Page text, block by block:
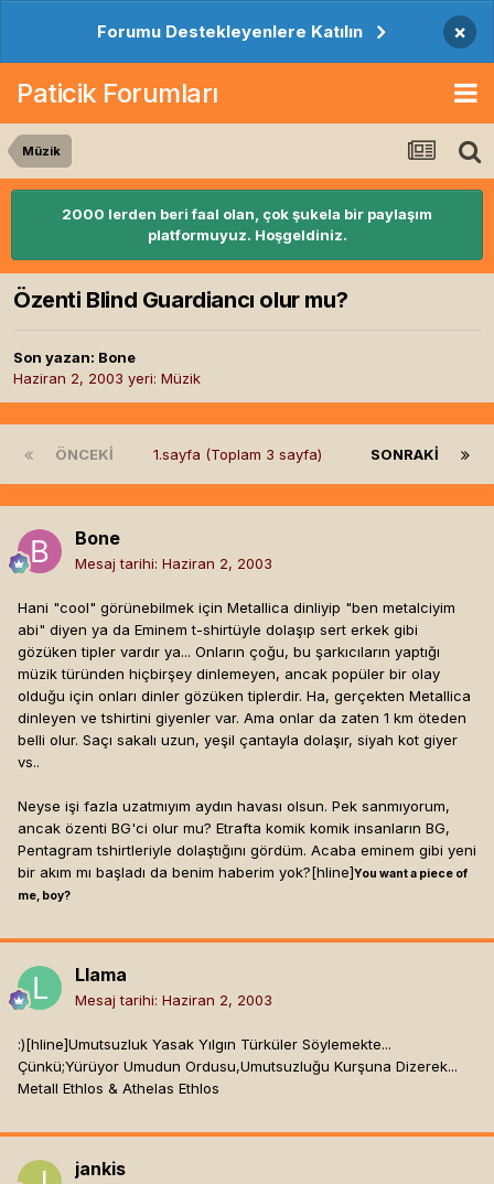
Forumu Destekleyenlere Katılın ×
Paticik Forumları
Müzik
2000 lerden beri faal olan, çok şukela bir paylaşım
platformuyuz. Hoşgeldiniz.
Özenti Blind Guardiancı olur mu?
Son yazan: Bone
Haziran 2, 2003 yeri: Müzik
ÖNCEKI SONRAKI
1.sayfa (Toplam 3 sayfa)
Bone
Mesaj tarihi: Haziran 2, 2003
Hani "cool" görünebilmek için Metallica dinliyip "ben metalciyim
abi" diyen ya da Eminem t-shirtüyle dolaşıp sert erkek gibi
gözüken tipler vardır ya... Onların çoğu, bu şarkıcıların yaptığı
müzik türünden hiçbirşey dinlemeyen, ancak popüler bir olay
olduğu için onları dinler gözüken tiplerdir. Ha, gerçekten Metallica
dinleyen ve tshirtini giyenler var. Ama onlar da zaten 1 km öteden
belli olur. Saçı sakalı uzun, yeşil çantayla dolaşır, siyah kot giyer
vs..
Neyse işi fazla uzatmıyım aydın havası olsun. Pek sanmıyorum,
ancak özenti BG'ci olur mu? Etrafta komik komik insanların BG,
Pentagram tshirtleriyle dolaştığını gördüm. Acaba eminem gibi yeni
bir akım mı başladı da benim haberim yok?[hline]You want a piece of
me, boy?
Llama
Mesaj tarihi: Haziran 2, 2003
:)[hline]Umutsuzluk Yasak Yılgın Türküler Söylemekte...
Çünkü;Yürüyor Umudun Ordusu,Umutsuzluğu Kurşuna Dizerek...
Metall Ethlos & Athelas Ethlos
jankis